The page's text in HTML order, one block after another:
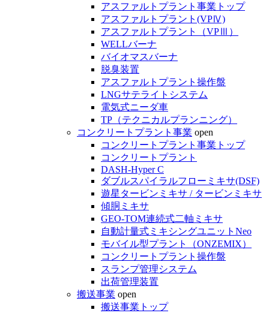
アスファルトプラント事業トップ
アスファルトプラント(VPⅣ)
アスファルトプラント（VPⅢ）
WELLバーナ
バイオマスバーナ
脱臭装置
アスファルトプラント操作盤
LNGサテライトシステム
電気式ニーダ車
TP（テクニカルプランニング）
コンクリートプラント事業 open
コンクリートプラント事業トップ
コンクリートプラント
DASH-Hyper C
ダブルスパイラルフローミキサ(DSF)
遊星タービンミキサ / タービンミキサ
傾胴ミキサ
GEO-TOM連続式二軸ミキサ
自動計量式ミキシングユニットNeo
モバイル型プラント（ONZEMIX）
コンクリートプラント操作盤
スランプ管理システム
出荷管理装置
搬送事業 open
搬送事業トップ